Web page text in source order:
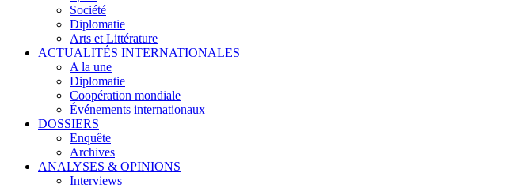
Société
Diplomatie
Arts et Littérature
ACTUALITÉS INTERNATIONALES
A la une
Diplomatie
Coopération mondiale
Événements internationaux
DOSSIERS
Enquête
Archives
ANALYSES & OPINIONS
Interviews